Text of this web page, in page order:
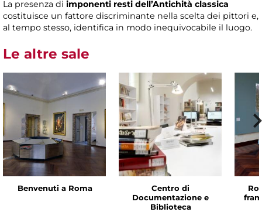
La presenza di imponenti resti dell’Antichità classica
costituisce un fattore discriminante nella scelta dei pittori e,
al tempo stesso, identifica in modo inequivocabile il luogo.
Le altre sale
Benvenuti a Roma
Centro di
Documentazione e
Biblioteca